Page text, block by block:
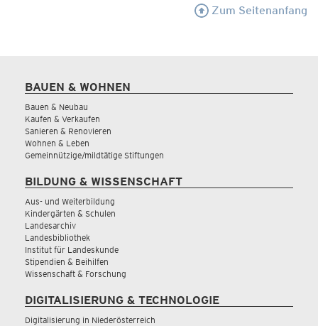
Zum Seitenanfang
BAUEN & WOHNEN
Bauen & Neubau
Kaufen & Verkaufen
Sanieren & Renovieren
Wohnen & Leben
Gemeinnützige/mildtätige Stiftungen
BILDUNG & WISSENSCHAFT
Aus- und Weiterbildung
Kindergärten & Schulen
Landesarchiv
Landesbibliothek
Institut für Landeskunde
Stipendien & Beihilfen
Wissenschaft & Forschung
DIGITALISIERUNG & TECHNOLOGIE
Digitalisierung in Niederösterreich